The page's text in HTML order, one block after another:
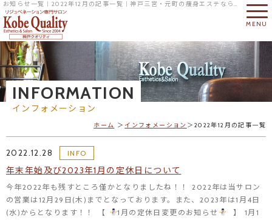
お知らせ一覧｜2022年12月の記事一覧｜神戸三宮・元町の痩身エステならリジュベネーション専門サロンの神戸クオリティへ
MENU
INFORMATION
インフォメーション
ホーム インフォメーション 2022年12月の記事一覧
2022.12.28 INFO
年末年始及び2023年1月の定休日について
今年2022年も残すところ僅かとなりましたね！！ 2022年は当サロン
の営業は12月29日(木)までとなっております。また、2023年は1月4日
(水)からとなります！！ 【
1月の定休日変更のお知らせ
⠀】 1月1